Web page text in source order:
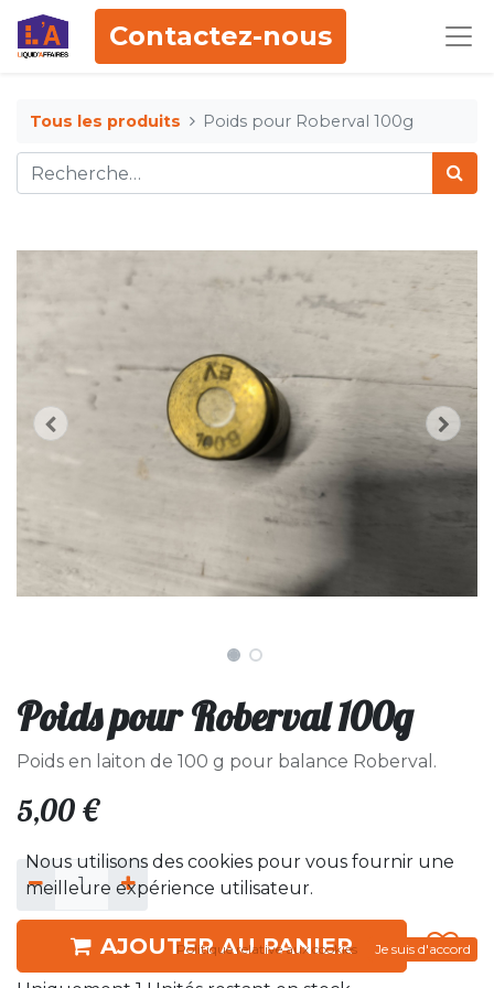
Contactez-nous
Tous les produits Poids pour Roberval 100g
Poids pour Roberval 100g
Poids en laiton de 100 g pour balance Roberval.
5,00 €
AJOUTER AU PANIER
Nous utilisons des cookies pour vous fournir une
meilleure expérience utilisateur.
Politique relative aux cookies Je suis d'accord